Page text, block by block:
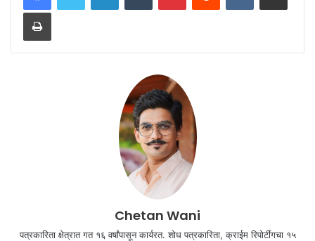
Print
Chetan Wani
पत्रकारिता क्षेत्रात गत १६ वर्षांपासून कार्यरत. शोध पत्रकारिता, क्राईम रिपोर्टींगचा १५